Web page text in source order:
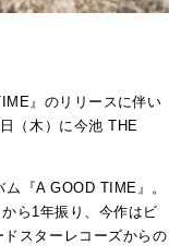
』のリリースに伴い
（木）に今池 THE
『A GOOD TIME』。
ら1年振り、今作はビ
スターレコーズからの